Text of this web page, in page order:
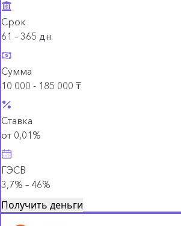
Срок
61 – 365 дн.
Сумма
10 000 - 185 000 ₸
Ставка
от 0,01%
ГЭСВ
3,7% – 46%
Получить деньги